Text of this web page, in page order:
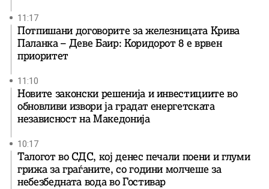
11:17
Потпишани договорите за железницата Крива
Паланка – Деве Баир: Коридорот 8 е врвен
приоритет
11:10
Новите законски решенија и инвестициите во
обновливи извори ја градат енергетската
независност на Македонија
10:17
Талогот во СДС, кој денес печали поени и глуми
грижа за граѓаните, со години молчеше за
небезбедната вода во Гостивар